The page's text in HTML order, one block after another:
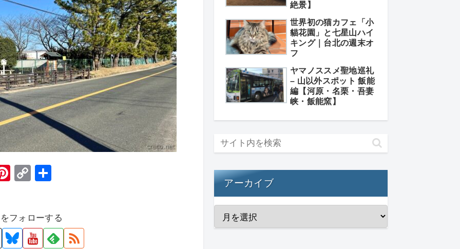
Pi
e
st
C
y
Li
フォローする
絶景】
世界初の猫カフェ「小
貓花園」と七星山ハイ
キング｜台北の週末オ
フ
ヤマノススメ聖地巡礼
– 山以外スポット 飯能
編【河原・名栗・吾妻
峡・飯能窯】
アーカイブ